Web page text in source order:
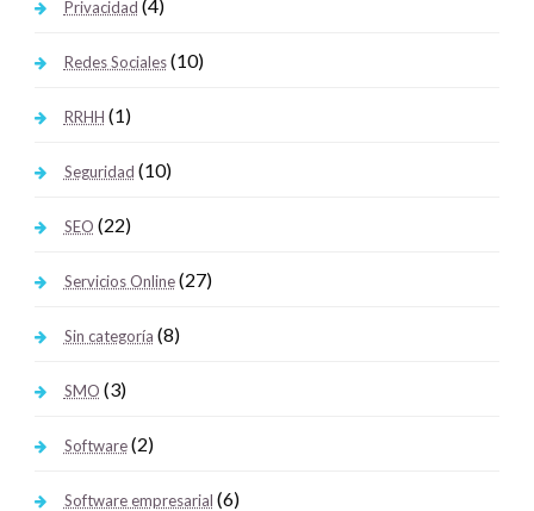
Privacidad (4)
Redes Sociales(10)
RRHH (1)
Seguridad (10)
SEO (22)
Servicios Online(27)
Sin categoría (8)
SMO (3)
Software(2)
Software empresarial (6)